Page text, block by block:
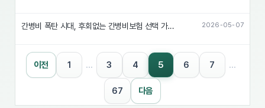
2026-05-07
간병비 폭탄 시대, 후회없는 간병비보험 선택 가이드
이전 1 … 3 4 5 6 7 …
67 다음